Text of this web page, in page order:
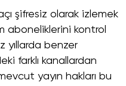
şifresiz olarak izlemek
aboneliklerini kontrol
yıllarda benzer
farklı kanallardan
yayın hakları bu